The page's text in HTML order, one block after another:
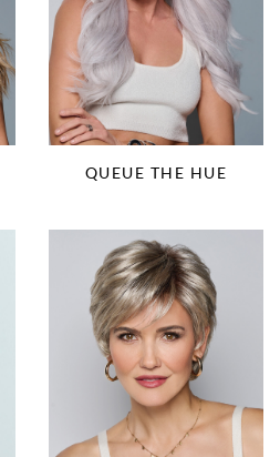
QUEUE THE HUE